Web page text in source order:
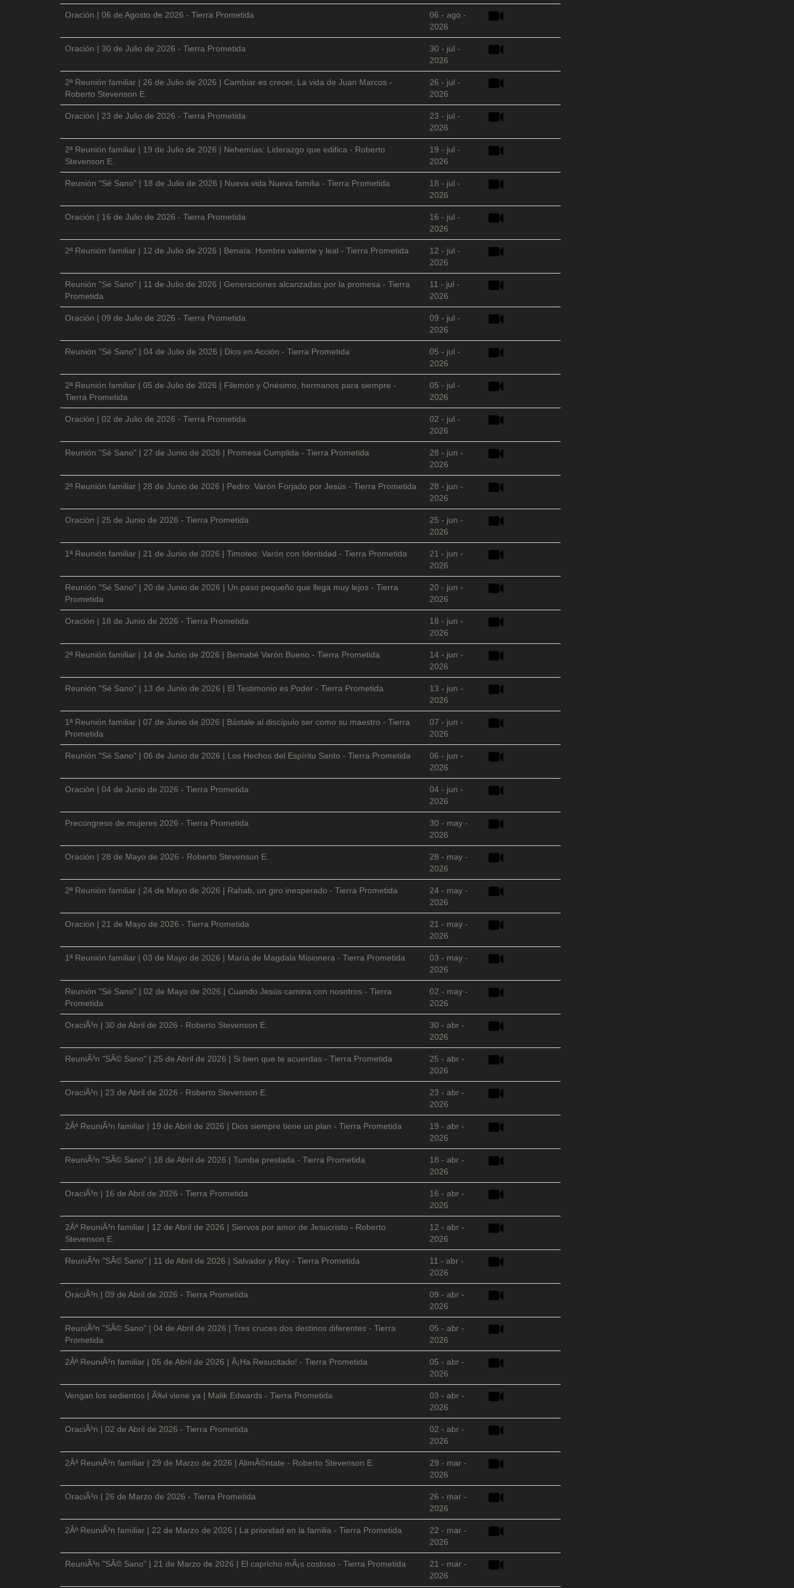
Oración | 06 de Agosto de 2026 - Tierra Prometida
06 - ago -
2026
Oración | 30 de Julio de 2026 - Tierra Prometida
30 - jul -
2026
2ª Reunión familiar | 26 de Julio de 2026 | Cambiar es crecer, La vida de Juan Marcos -
Roberto Stevenson E.
26 - jul -
2026
Oración | 23 de Julio de 2026 - Tierra Prometida
23 - jul -
2026
2ª Reunión familiar | 19 de Julio de 2026 | Nehemías: Liderazgo que edifica - Roberto
Stevenson E.
19 - jul -
2026
Reunión "Sé Sano" | 18 de Julio de 2026 | Nueva vida Nueva familia - Tierra Prometida
18 - jul -
2026
Oración | 16 de Julio de 2026 - Tierra Prometida
16 - jul -
2026
2ª Reunión familiar | 12 de Julio de 2026 | Benaía: Hombre valiente y leal - Tierra Prometida
12 - jul -
2026
Reunión "Sé Sano" | 11 de Julio de 2026 | Generaciones alcanzadas por la promesa - Tierra
Prometida
11 - jul -
2026
Oración | 09 de Julio de 2026 - Tierra Prometida
09 - jul -
2026
Reunión "Sé Sano" | 04 de Julio de 2026 | Dios en Acción - Tierra Prometida
05 - jul -
2026
2ª Reunión familiar | 05 de Julio de 2026 | Filemón y Onésimo, hermanos para siempre -
Tierra Prometida
05 - jul -
2026
Oración | 02 de Julio de 2026 - Tierra Prometida
02 - jul -
2026
Reunión "Sé Sano" | 27 de Junio de 2026 | Promesa Cumplida - Tierra Prometida
28 - jun -
2026
2ª Reunión familiar | 28 de Junio de 2026 | Pedro: Varón Forjado por Jesús - Tierra Prometida
28 - jun -
2026
Oración | 25 de Junio de 2026 - Tierra Prometida
25 - jun -
2026
1ª Reunión familiar | 21 de Junio de 2026 | Timoteo: Varón con Identidad - Tierra Prometida
21 - jun -
2026
Reunión "Sé Sano" | 20 de Junio de 2026 | Un paso pequeño que llega muy lejos - Tierra
Prometida
20 - jun -
2026
Oración | 18 de Junio de 2026 - Tierra Prometida
18 - jun -
2026
2ª Reunión familiar | 14 de Junio de 2026 | Bernabé Varón Bueno - Tierra Prometida
14 - jun -
2026
Reunión "Sé Sano" | 13 de Junio de 2026 | El Testimonio es Poder - Tierra Prometida
13 - jun -
2026
1ª Reunión familiar | 07 de Junio de 2026 | Bástale al discípulo ser como su maestro - Tierra
Prometida
07 - jun -
2026
Reunión "Sé Sano" | 06 de Junio de 2026 | Los Hechos del Espíritu Santo - Tierra Prometida
06 - jun -
2026
Oración | 04 de Junio de 2026 - Tierra Prometida
04 - jun -
2026
Precongreso de mujeres 2026 - Tierra Prometida
30 - may -
2026
Oración | 28 de Mayo de 2026 - Roberto Stevenson E.
28 - may -
2026
2ª Reunión familiar | 24 de Mayo de 2026 | Rahab, un giro inesperado - Tierra Prometida
24 - may -
2026
Oración | 21 de Mayo de 2026 - Tierra Prometida
21 - may -
2026
1ª Reunión familiar | 03 de Mayo de 2026 | María de Magdala Misionera - Tierra Prometida
03 - may -
2026
Reunión "Sé Sano" | 02 de Mayo de 2026 | Cuando Jesús camina con nosotros - Tierra
Prometida
02 - may -
2026
OraciÃ³n | 30 de Abril de 2026 - Roberto Stevenson E.
30 - abr -
2026
ReuniÃ³n "SÃ© Sano" | 25 de Abril de 2026 | Si bien que te acuerdas - Tierra Prometida
25 - abr -
2026
OraciÃ³n | 23 de Abril de 2026 - Roberto Stevenson E.
23 - abr -
2026
2Âª ReuniÃ³n familiar | 19 de Abril de 2026 | Dios siempre tiene un plan - Tierra Prometida
19 - abr -
2026
ReuniÃ³n "SÃ© Sano" | 18 de Abril de 2026 | Tumba prestada - Tierra Prometida
18 - abr -
2026
OraciÃ³n | 16 de Abril de 2026 - Tierra Prometida
16 - abr -
2026
2Âª ReuniÃ³n familiar | 12 de Abril de 2026 | Siervos por amor de Jesucristo - Roberto
Stevenson E.
12 - abr -
2026
ReuniÃ³n "SÃ© Sano" | 11 de Abril de 2026 | Salvador y Rey - Tierra Prometida
11 - abr -
2026
OraciÃ³n | 09 de Abril de 2026 - Tierra Prometida
09 - abr -
2026
ReuniÃ³n "SÃ© Sano" | 04 de Abril de 2026 | Tres cruces dos destinos diferentes - Tierra
Prometida
05 - abr -
2026
2Âª ReuniÃ³n familiar | 05 de Abril de 2026 | Â¡Ha Resucitado! - Tierra Prometida
05 - abr -
2026
Vengan los sedientos | Ã‰l viene ya | Malik Edwards - Tierra Prometida
03 - abr -
2026
OraciÃ³n | 02 de Abril de 2026 - Tierra Prometida
02 - abr -
2026
2Âª ReuniÃ³n familiar | 29 de Marzo de 2026 | AlimÃ©ntate - Roberto Stevenson E.
29 - mar -
2026
OraciÃ³n | 26 de Marzo de 2026 - Tierra Prometida
26 - mar -
2026
2Âª ReuniÃ³n familiar | 22 de Marzo de 2026 | La prioridad en la familia - Tierra Prometida
22 - mar -
2026
ReuniÃ³n "SÃ© Sano" | 21 de Marzo de 2026 | El capricho mÃ¡s costoso - Tierra Prometida
21 - mar -
2026